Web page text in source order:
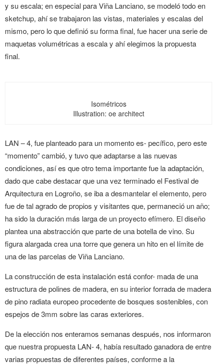
y su escala; en especial para Viña Lanciano, se modeló todo en
sketchup, ahí se trabajaron las vistas, materiales y escalas del
mismo, pero lo que definió su forma final, fue hacer una serie de
maquetas volumétricas a escala y ahí elegimos la propuesta
final.
Isométricos
Illustration: oe architect
LAN – 4, fue planteado para un momento es- pecífico, pero este
“momento” cambió, y tuvo que adaptarse a las nuevas
condiciones, así es que otro tema importante fue la adaptación,
dado que cabe destacar que una vez terminado el Festival de
Arquitectura en Logroño, se iba a desmantelar el elemento, pero
fue de tal agrado de propios y visitantes que, permaneció un año;
ha sido la duración más larga de un proyecto efímero. El diseño
plantea una abstracción que parte de una botella de vino. Su
figura alargada crea una torre que genera un hito en el límite de
una de las parcelas de Viña Lanciano.
La construcción de esta instalación está confor- mada de una
estructura de polines de madera, en su interior forrada de madera
de pino radiata europeo procedente de bosques sostenibles, con
espejos de 3mm sobre las caras exteriores.
De la elección nos enteramos semanas después, nos informaron
que nuestra propuesta LAN- 4, había resultado ganadora de entre
varias propuestas de diferentes países, conforme a la